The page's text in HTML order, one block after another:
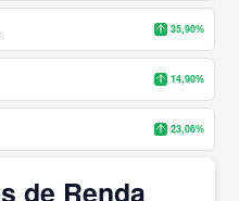
35,90%
14,90%
23,06%
de Renda